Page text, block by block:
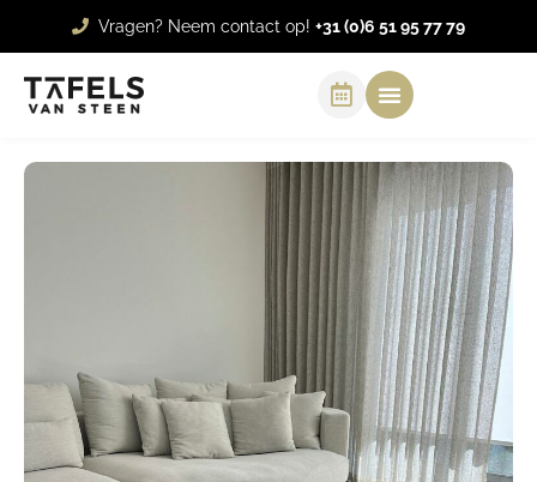
Vragen? Neem contact op!+31 (0)6 51 95 77 79